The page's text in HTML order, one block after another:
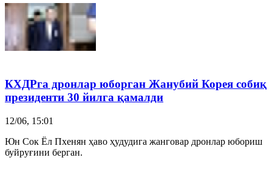
КХДРга дронлар юборган Жанубий Корея собиқ
президенти 30 йилга қамалди
12/06, 15:01
Юн Сок Ёл Пхенян ҳаво ҳудудига жанговар дронлар юбориш
буйруғини берган.